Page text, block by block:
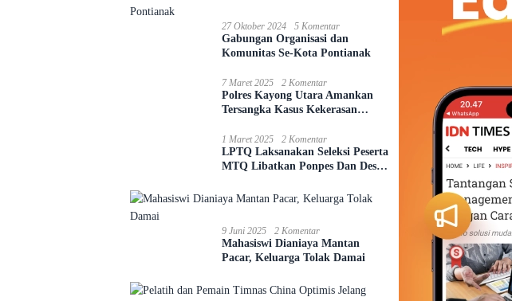
27 Oktober 2024 5 Komentar
Gabungan Organisasi dan
Komunitas Se-Kota Pontianak
7 Maret 2025 2 Komentar
Polres Kayong Utara Amankan
Tersangka Kasus Kekerasan
1 Maret 2025 2 Komentar
LPTQ Laksanakan Seleksi Peserta
MTQ Libatkan Ponpes Dan Desa
9 Juni 2025 2 Komentar
Mahasiswi Dianiaya Mantan
Pacar, Keluarga Tolak Damai